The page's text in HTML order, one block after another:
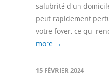
salubrité d'un
peut rapidement
votre foyer, ce qui
more →
15 FÉVRIER 2024